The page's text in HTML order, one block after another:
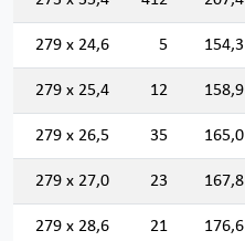
279 x 24,6 5 154,3
279 x 25,4 12 158,9
279 x 26,5 35 165,0
279 x 27,0 23 167,8
279 x 28,6 21 176,6